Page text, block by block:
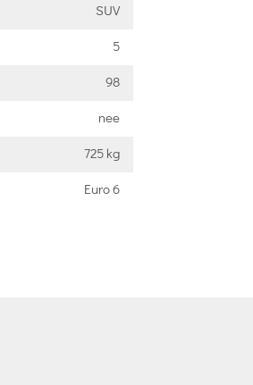
SUV
5
98
nee
725 kg
Euro 6